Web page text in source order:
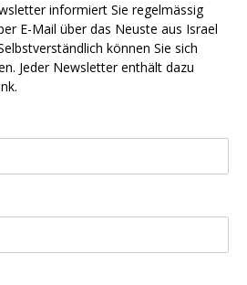
informiert Sie regelmässig
E-Mail über das Neuste aus Israel
können Sie sich
Jeder Newsletter enthält dazu